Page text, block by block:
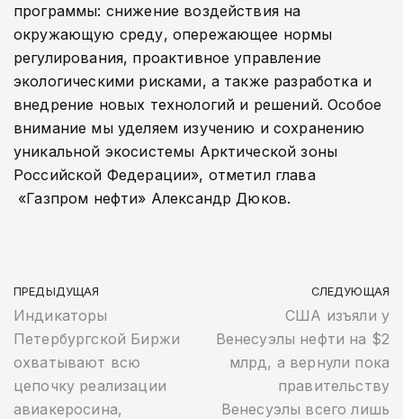
программы: снижение воздействия на
окружающую среду, опережающее нормы
регулирования, проактивное управление
экологическими рисками, а также разработка и
внедрение новых технологий и решений. Особое
внимание мы уделяем изучению и сохранению
уникальной экосистемы Арктической зоны
Российской Федерации», отметил глава
«Газпром нефти» Александр Дюков.
ПРЕДЫДУЩАЯ
Индикаторы
Петербургской Биржи
охватывают всю
цепочку реализации
авиакеросина,
СЛЕДУЮЩАЯ
США изъяли у
Венесуэлы нефти на $2
млрд, а вернули пока
правительству
Венесуэлы всего лишь